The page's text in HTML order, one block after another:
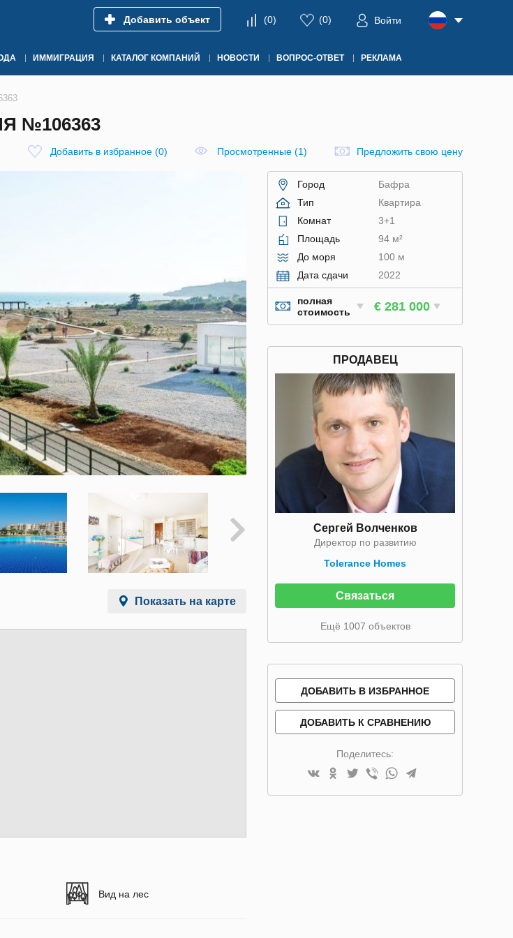
Добавить объект (0) (0) Войти
ИММИГРАЦИЯ КАТАЛОГ КОМПАНИЙ НОВОСТИ ВОПРОС-ОТВЕТ РЕКЛАМА
№106363
Добавить в избранное (0) Просмотренные (1) Предложить свою цену
Показать на карте
Вид на лес
Город
Бафра
Тип
Квартира
Комнат
3+1
Площадь
94 м²
До моря
100 м
Дата сдачи
2022
полная
стоимость
€ 281 000
ПРОДАВЕЦ
Сергей Волченков
Директор по развитию
Tolerance Homes
Связаться
Ещё 1007 объектов
ДОБАВИТЬ В ИЗБРАННОЕ
ДОБАВИТЬ К СРАВНЕНИЮ
Поделитесь: